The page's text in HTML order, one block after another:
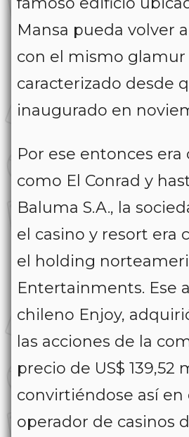
Mansa pueda volver
con el mismo glamur
caracterizado desde
inaugurado en
Por ese entonces era
como El Conrad y
Baluma S.A., la
el casino y resort era
el holding
Entertainments. Ese
chileno Enjoy,
las acciones de la
precio de US$ 139,52
convirtiéndose así en
operador de casinos